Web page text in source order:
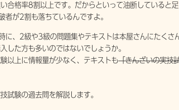
合格率8割以上です。だからといって油断していると足
者が2割も落ちているんですよ。
に、2級や3級の問題集やテキストは本屋さんにたくさ
した方も多いのではないでしょうか。
以上に情報量が少なく、テキストも「きんざいの実技
試験の過去問を解説します。